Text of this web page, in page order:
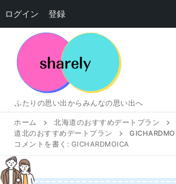
ログイン 登録
ッ
プ
ふたりの思い出からみんなの思い出へ
ホーム
北海道のおすすめデートプラン
道北のおすすめデートプラン
コメントを書く: GICHARDMOICA